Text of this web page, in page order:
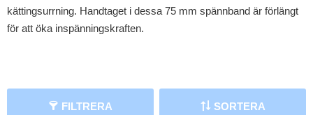
kättingsurrning. Handtaget i dessa 75 mm spännband är förlängt
för att öka inspänningskraften.
FILTRERA SORTERA